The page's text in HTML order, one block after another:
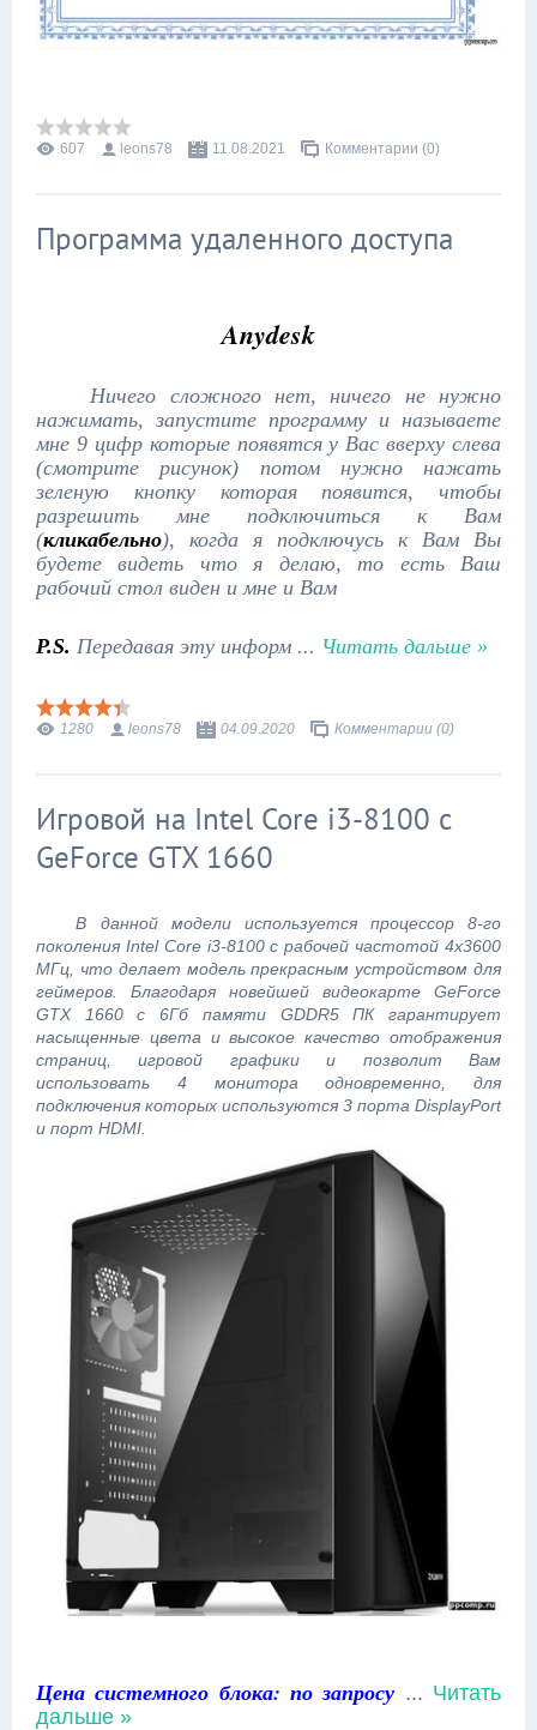
607 leons78 11.08.2021 Комментарии (0)
Программа удаленного доступа
Anydesk
Ничего сложного нет, ничего не нужно
нажимать, запустите программу и называете
мне 9 цифр которые появятся у Вас вверху слева
(смотрите рисунок) потом нужно нажать
зеленую кнопку которая появится, чтобы
разрешить мне подключиться к Вам
(кликабельно), когда я подключусь к Вам Вы
будете видеть что я делаю, то есть Ваш
рабочий стол виден и мне и Вам
P.S. Передавая эту информ ... Читать дальше »
1280 leons78 04.09.2020 Комментарии (0)
Игровой на Intel Core i3-8100 с
GeForce GTX 1660
В данной модели используется процессор 8-го
поколения Intel Core i3-8100 с рабочей частотой 4x3600
МГц, что делает модель прекрасным устройством для
геймеров. Благодаря новейшей видеокарте GeForce
GTX 1660 с 6Гб памяти GDDR5 ПК гарантирует
насыщенные цвета и высокое качество отображения
страниц, игровой графики и позволит Вам
использовать 4 монитора одновременно, для
подключения которых используются 3 порта DisplayPort
и порт HDMI.
Цена системного блока: по запросу ... Читать
дальше »